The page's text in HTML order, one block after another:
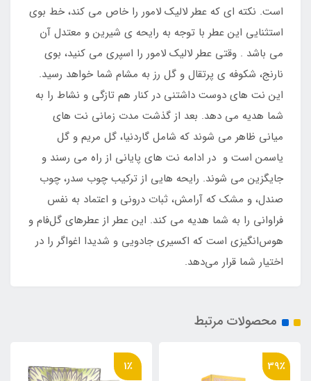
است. نکته ای که عطر لالیک لامور را خاص می کند، خط بوی
استثنایی این عطر با توجه به رایحه ی شیرین و معتدل آن
می باشد . وقتی عطر لالیک لامور را اسپری می کنید، بوی
نارنج، شکوفه ی پرتقال و گل رز به مشام شما خواهد رسید.
این نت های دوست داشتنی در کنار هم تازگی و نشاط را به
شما هدیه می دهد. بعد از گذشت مدت زمانی نت های
میانی ظاهر می شوند که شامل گاردنیا، گل مریم و گل
یاسمن است و در ادامه نت های پایانی از راه می رسند و
جایگزین می شوند. رایحه هایی از ترکیب چوب سدر، چوب
صندل، و مشک که آرامش، ثبات درونی و اعتماد به نفس
فراوانی را به شما هدیه می کند. این عطر از عطرهای گل‌فام و
هوس‌انگیزی است که اکسیری جادویی و شدیدا اغواگر را در
اختیار شما قرار می‌دهد.
محصولات مرتبط
39٪ 1٪